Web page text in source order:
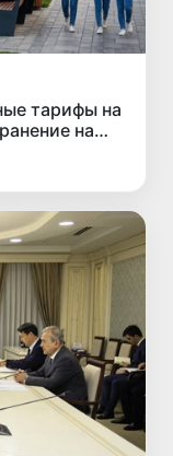
тарифы на
на